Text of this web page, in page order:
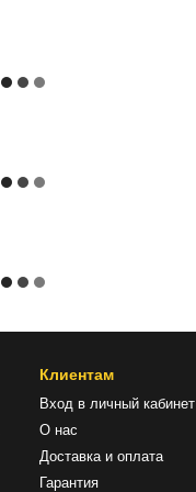
Клиентам
Вход в личный кабинет
О нас
Доставка и оплата
Гарантия